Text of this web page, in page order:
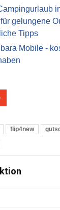
gelungene
Tipps
Mobile -
flip4new